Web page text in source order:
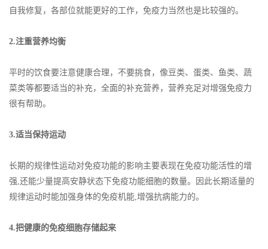
自我修复，各部位就能更好的工作，免疫力当然也是比较强的。
2.注重营养均衡
平时的饮食要注意健康合理，不要挑食，像豆类、蛋类、鱼类、蔬
菜类等都要适当的补充，全面的补充营养，营养充足对增强免疫力
很有帮助。
3.适当保持运动
长期的规律性运动对免疫功能的影响主要表现在免疫功能活性的增
强,还能少量提高安静状态下免疫功能细胞的数量。因此长期适量的
规律运动时能加强身体的免疫机能,增强抗病能力的。
4.把健康的免疫细胞存储起来